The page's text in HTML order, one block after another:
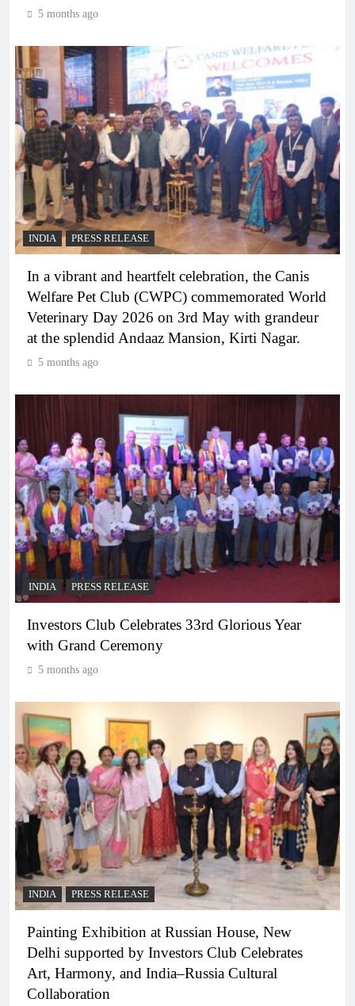
5 months ago
INDIA PRESS RELEASE
In a vibrant and heartfelt celebration, the Canis
Welfare Pet Club (CWPC) commemorated World
Veterinary Day 2026 on 3rd May with grandeur
at the splendid Andaaz Mansion, Kirti Nagar.
5 months ago
INDIA PRESS RELEASE
Investors Club Celebrates 33rd Glorious Year
with Grand Ceremony
5 months ago
INDIA PRESS RELEASE
Painting Exhibition at Russian House, New
Delhi supported by Investors Club Celebrates
Art, Harmony, and India–Russia Cultural
Collaboration